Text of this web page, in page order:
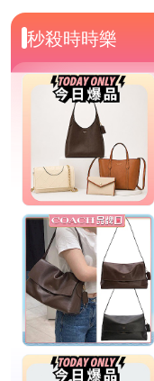
秒殺時時樂